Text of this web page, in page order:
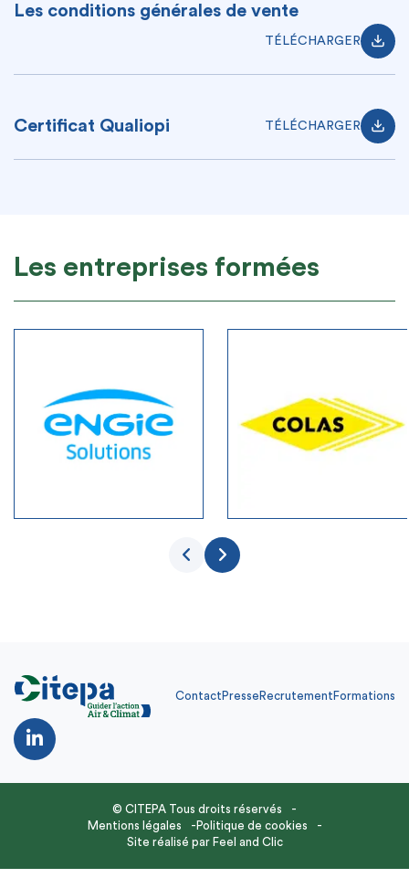
Les conditions générales de vente
TÉLÉCHARGER
Certificat Qualiopi TÉLÉCHARGER
Les entreprises formées
Contact Presse Recrutement Formations
© CITEPA Tous droits réservés
Mentions légales
Politique de cookies
Site réalisé par Feel and Clic